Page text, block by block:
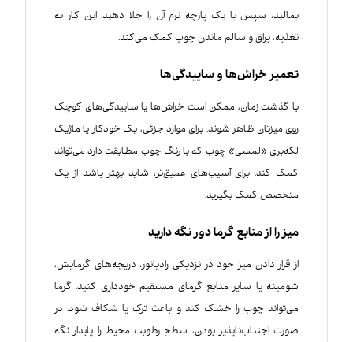
بمالید، سپس با یک پارچه نرم آن را جلا دهید. این کار به
تغذیه، براق و سالم ماندن چوب کمک می‌کند.
تعمیر خراش‌ها و ساییدگی‌ها
با گذشت زمان، ممکن است خراش‌ها یا ساییدگی‌های کوچک
روی میزتان ظاهر شوند. برای موارد جزئی، یک خودکار یا ماژیک
لکه‌بری «لمسی» چوب که با رنگ چوب مطابقت دارد می‌تواند
کمک کند. برای آسیب‌های عمیق‌تر، شاید بهتر باشد از یک
متخصص کمک بگیرید.
میز را از منابع گرما دور نگه دارید
از قرار دادن میز خود در نزدیکی رادیاتور، دریچه‌های گرمایش،
شومینه یا سایر منابع گرمای مستقیم خودداری کنید. گرما
می‌تواند چوب را خشک کند و باعث ترک یا شکاف شود. در
صورت اجتناب‌ناپذیر بودن، سطح رطوبت محیط را پایدار نگه